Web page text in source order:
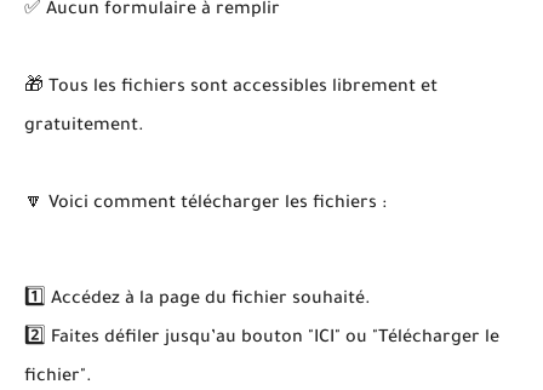
✅ Aucun formulaire à remplir
🎁 Tous les fichiers sont accessibles librement et
gratuitement.
🔽 Voici comment télécharger les fichiers :
1️⃣ Accédez à la page du fichier souhaité.
2️⃣ Faites défiler jusqu’au bouton "ICI" ou "Télécharger le
fichier".